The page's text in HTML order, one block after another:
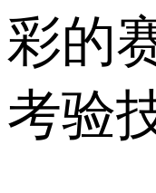
彩的
考验